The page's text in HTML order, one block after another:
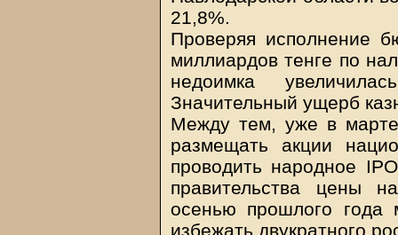
21,8%.
Проверяя исполнение
миллиардов тенге по
недоимка
Значительный ущерб
Между тем, уже в
размещать акции
проводить народное
правительства цены
осенью прошлого года
избежать двукратного